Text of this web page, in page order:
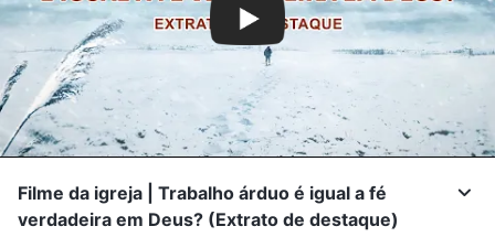
Filme da igreja | Trabalho árduo é igual a fé
verdadeira em Deus? (Extrato de destaque)